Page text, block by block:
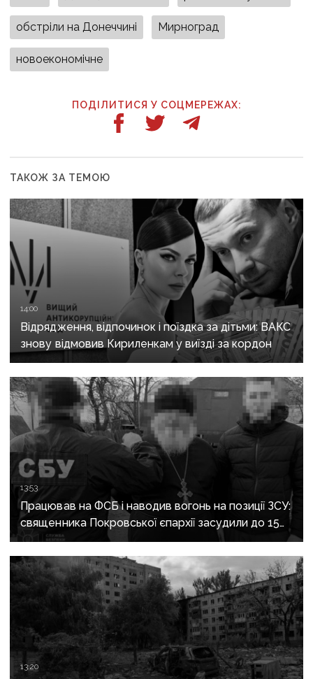
обстріли на Донеччині Мирноград
новоекономічне
ПОДІЛИТИСЯ У СОЦМЕРЕЖАХ:
ТАКОЖ ЗА ТЕМОЮ
14:00
Відрядження, відпочинок і поїздка за дітьми: ВАКС
знову відмовив Кириленкам у виїзді за кордон
13:53
Працював на ФСБ і наводив вогонь на позиції ЗСУ:
священника Покровської єпархії засудили до 15
років
13:20